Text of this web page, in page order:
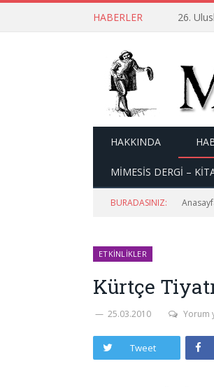
HABERLER 26.
HAKKINDA
MİMESİS DERGİ –
BURADASINIZ:
ETKINLIKLER
Kürtçe
25.03.2010 Yorum
Tweet